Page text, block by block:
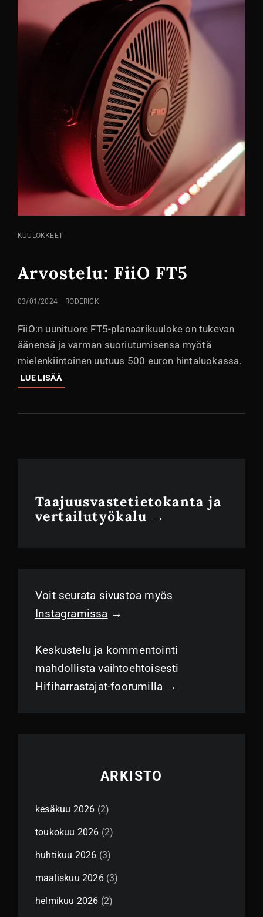
KISSA
KUULOKKEET
Arvostelu: FiiO FT5
LÄHETETTY
03/01/2024 RODERICK
FiiO:n uunituore FT5-planaarikuuloke on tukevan
äänensä ja varman suoriutumisensa myötä
mielenkiintoinen uutuus 500 euron hintaluokassa.
LUE LISÄÄARVOSTELU:
FIIO
Taajuusvastetietokanta ja
vertailutyökalu →
Voit seurata sivustoa myös
Instagramissa →
Keskustelu ja kommentointi
mahdollista vaihtoehtoisesti
Hifiharrastajat-foorumilla →
ARKISTO
kesäkuu 2026 (2)
toukokuu 2026 (2)
huhtikuu 2026 (3)
maaliskuu 2026(3)
helmikuu 2026 (2)